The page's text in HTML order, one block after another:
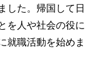
した。帰国して日
を人や社会の役に
就職活動を始めま